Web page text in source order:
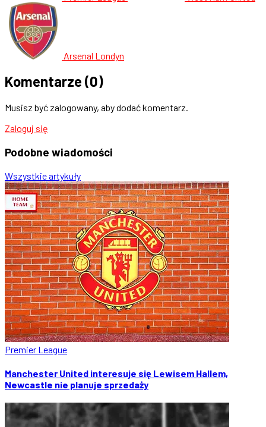
Arsenal Londyn
Komentarze (0)
Musisz być zalogowany, aby dodać komentarz.
Zaloguj się
Podobne wiadomości
Wszystkie artykuły
Premier League
Manchester United interesuje się Lewisem Hallem,
Newcastle nie planuje sprzedaży